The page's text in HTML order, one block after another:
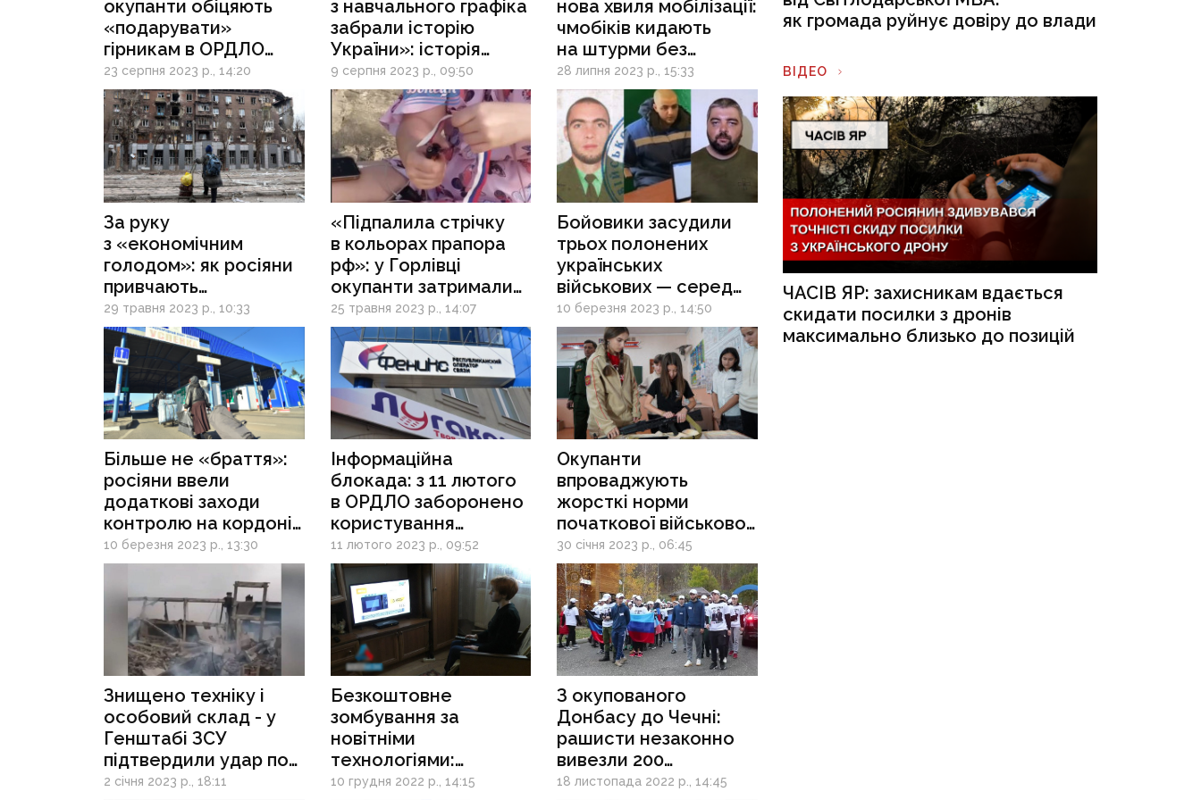
окупанти обіцяють
«подарувати»
гірникам в ОРДЛО
зарплати до Дня
шахтаря
23 серпня 2023 р., 14:20
з навчального графіка
забрали історію
України»: історія
випускника
донецького
медуніверситету,
якому вдалося
вирватися з окупації
9 серпня 2023 р., 09:50
нова хвиля мобілізації:
чмобіків кидають
на штурми без
підготовки
та спорядження
28 липня 2023 р., 15:33
За руку
з «економічним
голодом»: як росіяни
привчають
окупований Схід
до вбогості,
«терпимості»
й ночівлі під банками
29 травня 2023 р., 10:33
«Підпалила стрічку
в кольорах прапора
рф»: у Горлівці
окупанти затримали
19-річну дівчину
25 травня 2023 р., 14:07
Бойовики засудили
трьох полонених
українських
військових — серед
них правозахисник
Максим Буткевич
10 березня 2023 р., 14:50
Більше не «браття»:
росіяни ввели
додаткові заходи
контролю на кордоні
з ОРДЛО
10 березня 2023 р., 13:30
Інформаційна
блокада: з 11 лютого
в ОРДЛО заборонено
користування
мобільним
інтернетом
11 лютого 2023 р., 09:52
Окупанти
впроваджують
жорсткі норми
початкової військової
підготовки для дітей
30 січня 2023 р., 06:45
Знищено техніку і
особовий склад - у
Генштабі ЗСУ
підтвердили удар по
базі окупантів в
2 січня 2023 р., 18:11
Безкоштовне
зомбування за
новітніми
технологіями:
окупанти відкривають
10 грудня 2022 р., 14:15
З окупованого
Донбасу до Чечні:
рашисти незаконно
вивезли 200
українських підлітків
18 листопада 2022 р., 14:45
як громада руйнує довіру до влади
ВІДЕО
ЧАСІВ ЯР: захисникам вдається
скидати посилки з дронів
максимально близько до позицій